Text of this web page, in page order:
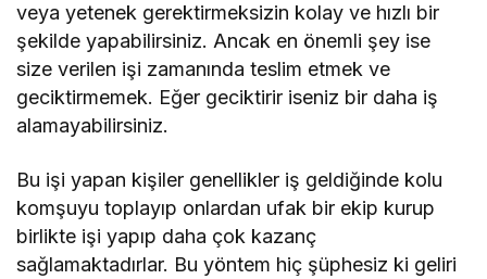
veya yetenek gerektirmeksizin kolay ve hızlı bir
şekilde yapabilirsiniz. Ancak en önemli şey ise
size verilen işi zamanında teslim etmek ve
geciktirmemek. Eğer geciktirir iseniz bir daha iş
alamayabilirsiniz.
Bu işi yapan kişiler genellikler iş geldiğinde kolu
komşuyu toplayıp onlardan ufak bir ekip kurup
birlikte işi yapıp daha çok kazanç
sağlamaktadırlar. Bu yöntem hiç şüphesiz ki geliri